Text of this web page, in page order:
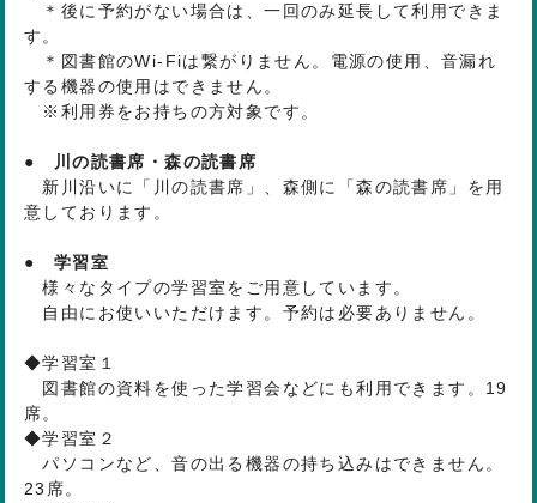
＊後に予約がない場合は、一回のみ延長して利用できま
す。
＊図書館のWi-Fiは繋がりません。電源の使用、音漏れ
する機器の使用はできません。
※利用券をお持ちの方対象です。
● 川の読書席・森の読書席
新川沿いに「川の読書席」、森側に「森の読書席」を用
意しております。
● 学習室
様々なタイプの学習室をご用意しています。
自由にお使いいただけます。予約は必要ありません。
◆学習室１
図書館の資料を使った学習会などにも利用できます。19
席。
◆学習室２
パソコンなど、音の出る機器の持ち込みはできません。
23席。